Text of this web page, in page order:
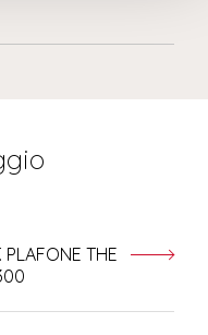
PLAFONE THE